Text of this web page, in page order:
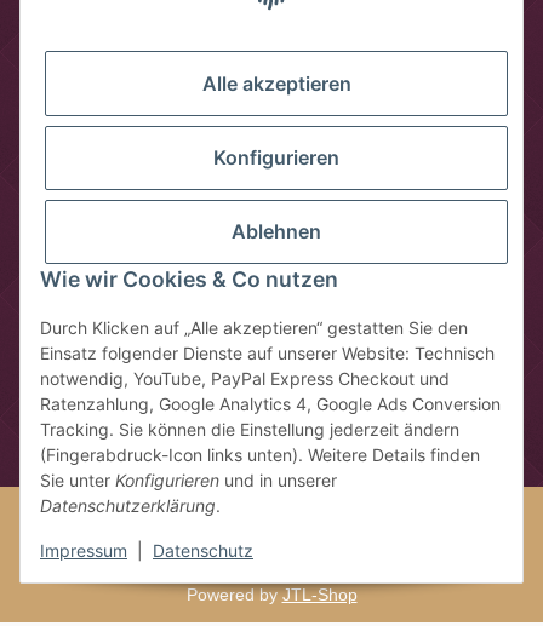
Alle akzeptieren
Konfigurieren
Ablehnen
Wie wir Cookies & Co nutzen
Durch Klicken auf „Alle akzeptieren“ gestatten Sie den
Einsatz folgender Dienste auf unserer Website: Technisch
notwendig, YouTube, PayPal Express Checkout und
Ratenzahlung, Google Analytics 4, Google Ads Conversion
Tracking. Sie können die Einstellung jederzeit ändern
(Fingerabdruck-Icon links unten). Weitere Details finden
Sie unter Konfigurieren und in unserer
Datenschutzerklärung.
Impressum Datenschutz
* Alle Preise inkl. gesetzlicher USt., zzgl.Versandkosten
** gilt für Lieferungen innerhalb Deutschlands, Lieferzeiten für
andere Länder entnehmen Sie bitte der Schaltfläche mit den
Versandinformationen
Google Analytics deaktivieren
gesetzt (Tracking aktiv)
Powered byJTL-Shop